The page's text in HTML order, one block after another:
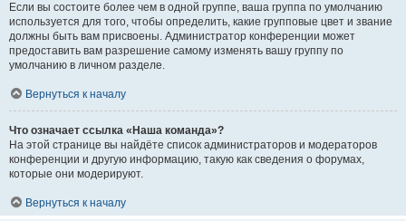
Если вы состоите более чем в одной группе, ваша группа по умолчанию
используется для того, чтобы определить, какие групповые цвет и звание
должны быть вам присвоены. Администратор конференции может
предоставить вам разрешение самому изменять вашу группу по
умолчанию в личном разделе.
Вернуться к началу
Что означает ссылка «Наша команда»?
На этой странице вы найдёте список администраторов и модераторов
конференции и другую информацию, такую как сведения о форумах,
которые они модерируют.
Вернуться к началу